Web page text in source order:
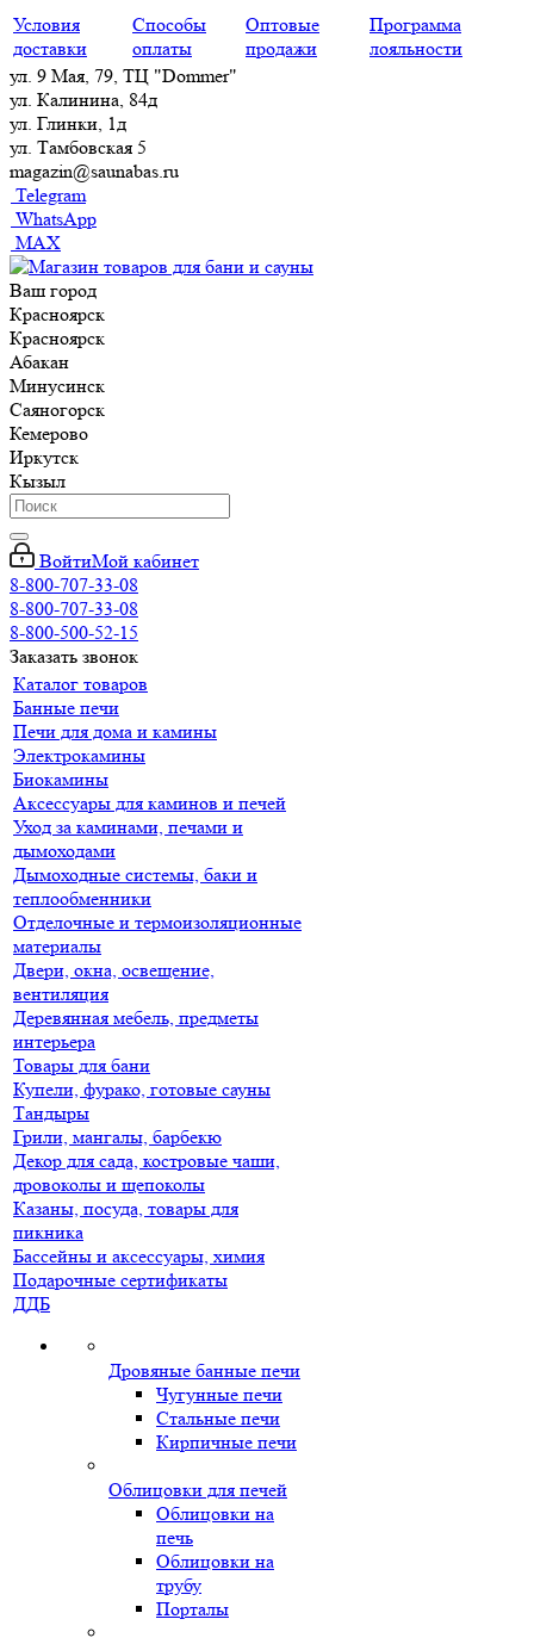
Условия
доставки
Способы
оплаты
Оптовые
продажи
Программа
лояльности
ул. 9 Мая, 79, ТЦ "Dommer"
ул. Калинина, 84д
ул. Глинки, 1д
ул. Тамбовская 5
magazin@saunabas.ru
Telegram
WhatsApp
MAX
Ваш город
Красноярск
Красноярск
Абакан
Минусинск
Саяногорск
Кемерово
Иркутск
Кызыл
ВойтиМой кабинет
8-800-707-33-08
8-800-707-33-08
8-800-500-52-15
Заказать звонок
Каталог товаров
Банные печи
Печи для дома и камины
Электрокамины
Биокамины
Аксессуары для каминов и печей
Уход за каминами, печами и
дымоходами
Дымоходные системы, баки и
теплообменники
Отделочные и термоизоляционные
материалы
Двери, окна, освещение,
вентиляция
Деревянная мебель, предметы
интерьера
Товары для бани
Купели, фурако, готовые сауны
Тандыры
Грили, мангалы, барбекю
Декор для сада, костровые чаши,
дровоколы и щепоколы
Казаны, посуда, товары для
пикника
Бассейны и аксессуары, химия
Подарочные сертификаты
ДДБ
Дровяные банные печи
Чугунные печи
Стальные печи
Кирпичные печи
Облицовки для печей
Облицовки на
печь
Облицовки на
трубу
Порталы